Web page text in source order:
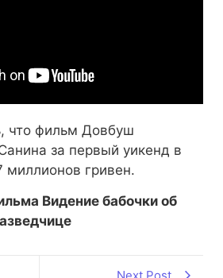
что фильм Довбуш
за первый уикенд в
миллионов гривен.
Видение бабочки об